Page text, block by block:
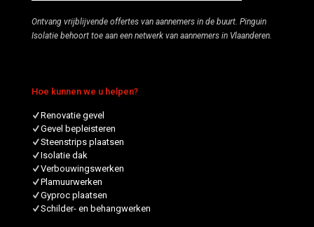
Ontvang vrijblijvende offertes van aannemers in de buurt. Pinguin
Isolatie behoort toe aan een netwerk van aannemers in Vlaanderen.
Hoe kunnen we u helpen?
Renovatie gevel
Gevel bepleisteren
Steenstrips plaatsen
Isolatie dak
Verbouwingswerken
Plamuurwerken
Gyproc plaatsen
Schilder- en behangwerken